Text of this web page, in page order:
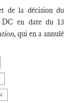
de la décision du
DC en date du 13
qui en a annulé